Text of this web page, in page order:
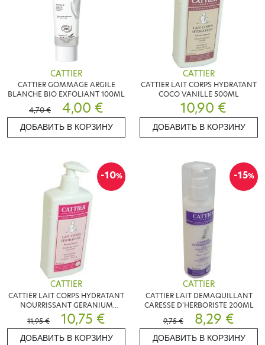
CATTIER
CATTIER GOMMAGE ARGILE
BLANCHE BIO EXFOLIANT 100ML
4,70 €
4,00 €
ДОБАВИТЬ В КОРЗИНУ
CATTIER
CATTIER LAIT CORPS HYDRATANT
COCO VANILLE 500ML
10,90 €
ДОБАВИТЬ В КОРЗИНУ
-10%
CATTIER
CATTIER LAIT CORPS HYDRATANT
NOURRISSANT GERANIUM
500ML
11,95 € 10,75 €
ДОБАВИТЬ В КОРЗИНУ
-15%
CATTIER
CATTIER LAIT DEMAQUILLANT
CARESSE D'HERBORISTE 200ML
9,75 €
8,29 €
ДОБАВИТЬ В КОРЗИНУ